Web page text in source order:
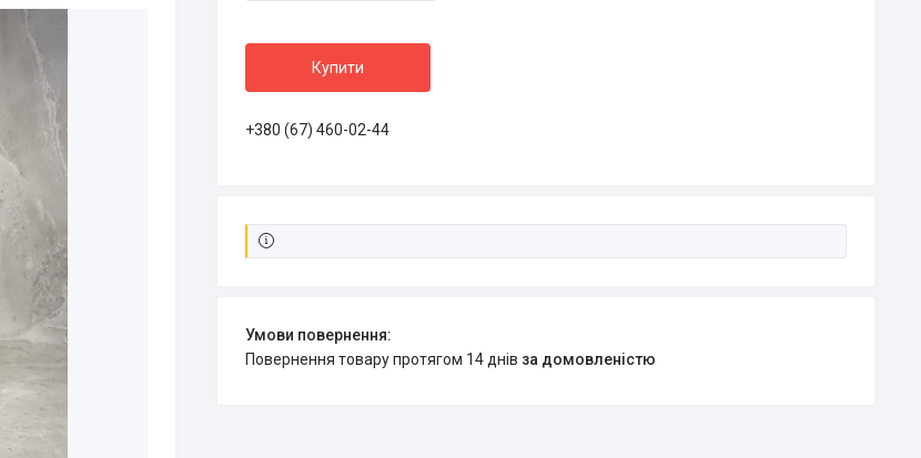
Купити
+380 (67) 460-02-44
повернення товару протягом 14 днів за домовленістю